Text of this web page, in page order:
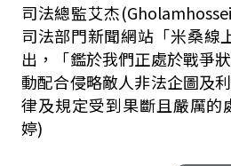
司法總監艾杰
司法部門新聞網站「米桑線
出，「鑑於我們正處於戰爭
動配合侵略敵人非法企圖及
律及規定受到果斷且嚴厲的
婷)